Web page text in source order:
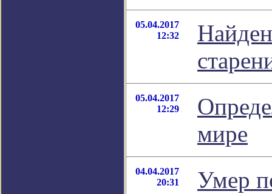
05.04.2017
12:32
05.04.2017
12:29
мире
04.04.2017
20:31
Умер